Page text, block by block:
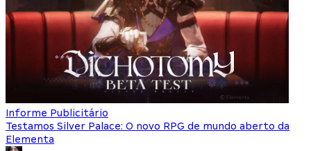
Informe Publicitário
Testamos Silver Palace: O novo RPG de mundo aberto da
Elementa